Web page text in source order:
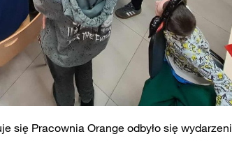
się Pracownia Orange odbyło się